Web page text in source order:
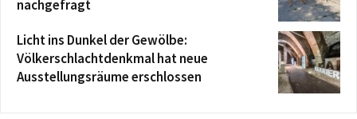
nachgefragt
Licht ins Dunkel der Gewölbe:
Völkerschlachtdenkmal hat neue
Ausstellungsräume erschlossen